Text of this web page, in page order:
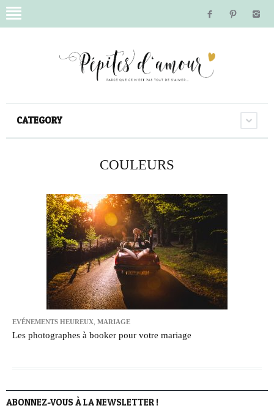
CATEGORY
COULEURS
EVÉNEMENTS HEUREUX MARIAGE
Les photographes à booker pour votre mariage
ABONNEZ-VOUS À LA NEWSLETTER !